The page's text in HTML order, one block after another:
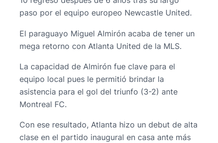
paso por el equipo europeo Newcastle United.
El paraguayo Miguel Almirón acaba de tener un
mega retorno con Atlanta United de la MLS.
La capacidad de Almirón fue clave para el
equipo local pues le permitió brindar la
asistencia para el gol del triunfo (3-2) ante
Montreal FC.
Con ese resultado, Atlanta hizo un debut de alta
clase en el partido inaugural en casa ante más